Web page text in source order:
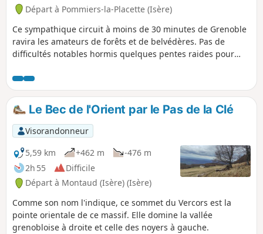
Départ à Pommiers-la-Placette (Isère)
Ce sympathique circuit à moins de 30 minutes de Grenoble
ravira les amateurs de forêts et de belvédères. Pas de
difficultés notables hormis quelques pentes raides pour
Le Bec de l'Orient par le Pas de la Clé
Visorandonneur
5,59 km
+462 m
-476 m
2h 55
Difficile
Départ à Montaud (Isère) (Isère)
Comme son nom l'indique, ce sommet du Vercors est la
pointe orientale de ce massif. Elle domine la vallée
grenobloise à droite et celle des noyers à gauche.